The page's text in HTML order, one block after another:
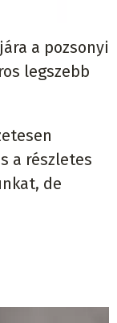
a pozsonyi
legszebb
a részletes
de